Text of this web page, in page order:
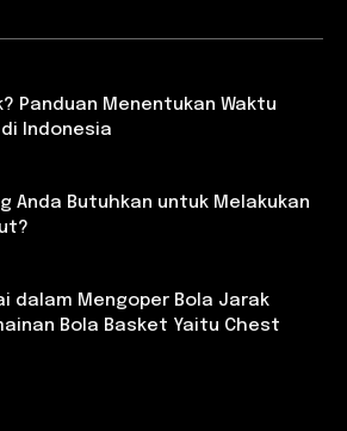
Panduan Menentukan Waktu
Indonesia
Anda Butuhkan untuk Melakukan
dalam Mengoper Bola Jarak
Bola Basket Yaitu Chest